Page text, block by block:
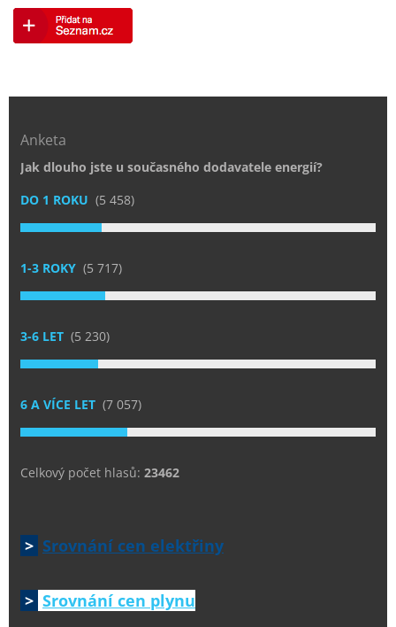
Anketa
Jak dlouho jste u současného dodavatele energií?
DO 1 ROKU (5 458)
1-3 ROKY (5 717)
3-6 LET (5 230)
6 A VÍCE LET (7 057)
Celkový počet hlasů: 23462
> Srovnání cen elektřiny
> Srovnání cen plynu